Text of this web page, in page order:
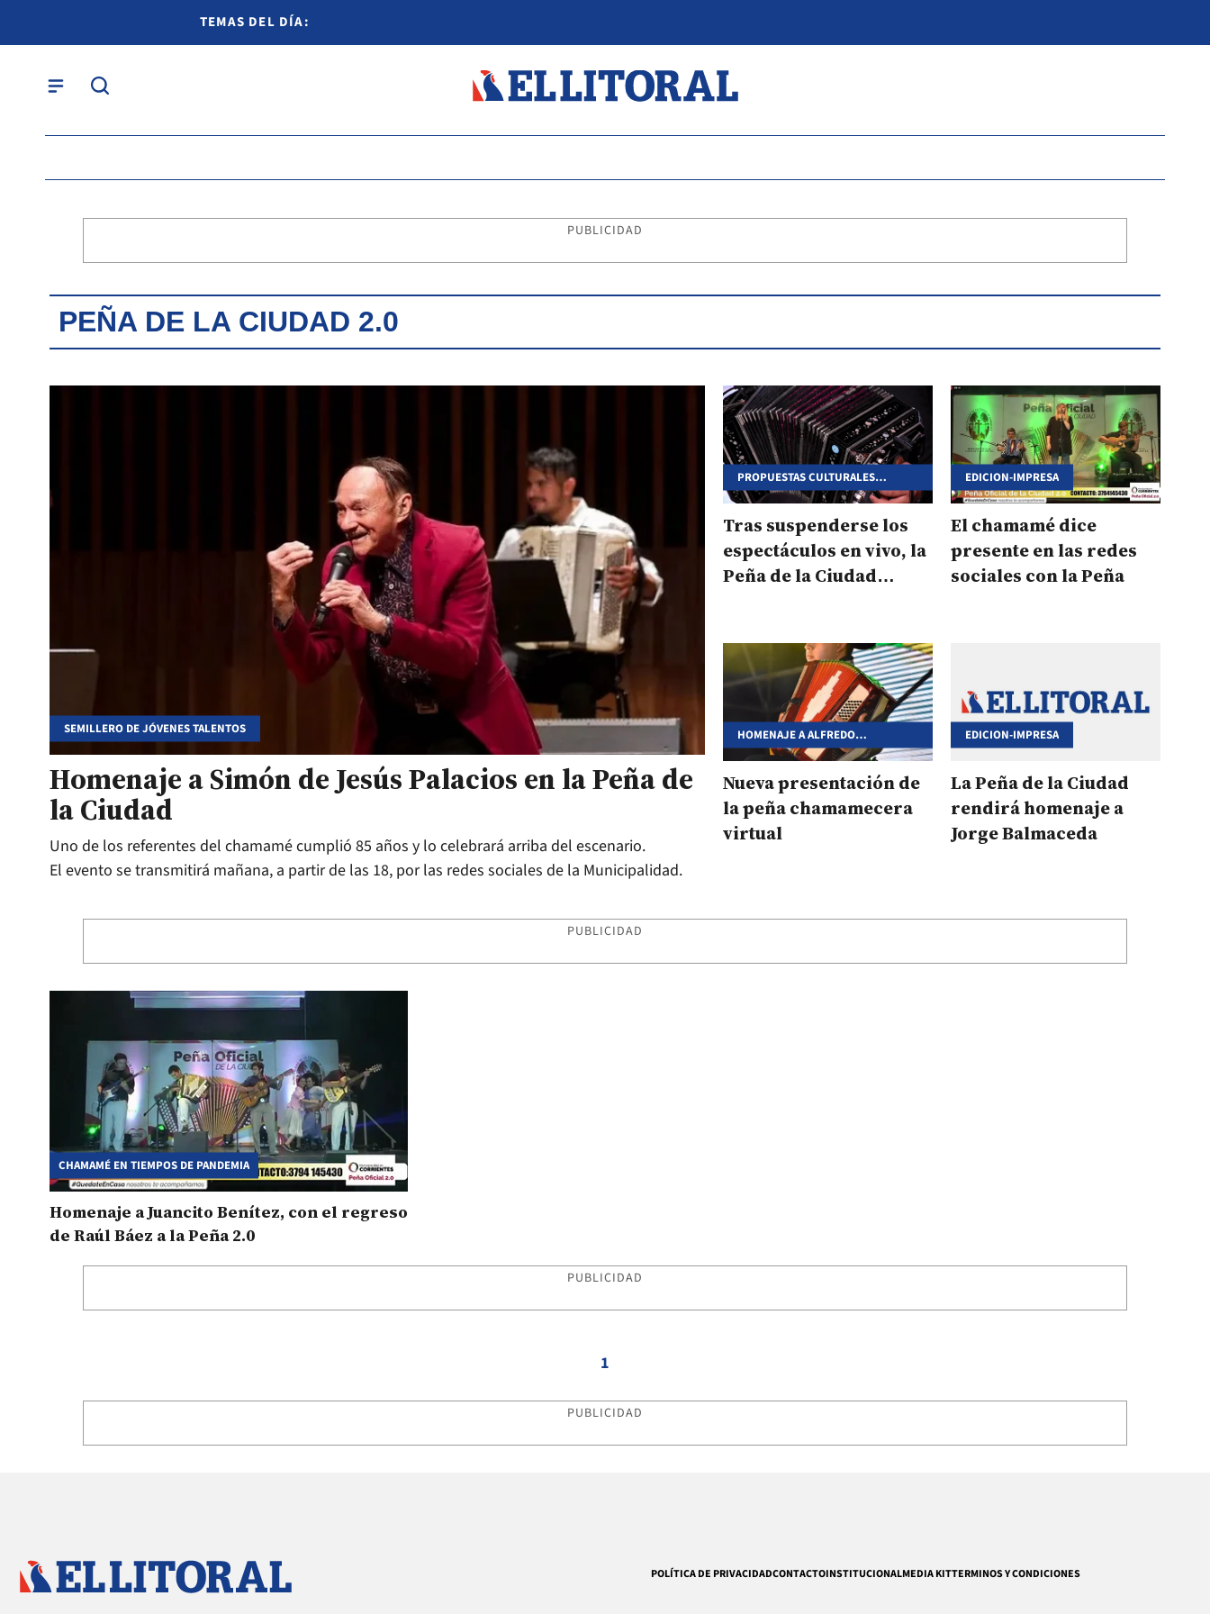
TEMAS DEL DÍA:
PUBLICIDAD
PEÑA DE LA CIUDAD 2.0
SEMILLERO DE JÓVENES TALENTOS
Homenaje a Simón de Jesús Palacios en la Peña de
la Ciudad
Uno de los referentes del chamamé cumplió 85 años y lo celebrará arriba del escenario.
El evento se transmitirá mañana, a partir de las 18, por las redes sociales de la Municipalidad.
PROPUESTAS CULTURALES
ADAPTADAS A LA PANDEMIA
Tras suspenderse los
espectáculos en vivo, la
Peña de la Ciudad
EDICION-IMPRESA
El chamamé dice
presente en las redes
sociales con la Peña
HOMENAJE A ALFREDO
ALEJANDRO ALMEIDA
Nueva presentación de
la peña chamamecera
virtual
EDICION-IMPRESA
La Peña de la Ciudad
rendirá homenaje a
Jorge Balmaceda
PUBLICIDAD
CHAMAMÉ EN TIEMPOS DE PANDEMIA
Homenaje a Juancito Benítez, con el regreso
de Raúl Báez a la Peña 2.0
PUBLICIDAD
1
PUBLICIDAD
POLÍTICA DE PRIVACIDADCONTACTOINSTITUCIONALMEDIA KITTERMINOS Y CONDICIONES